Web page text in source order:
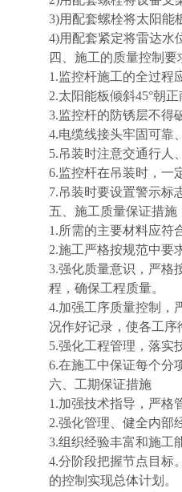
3)用配套螺栓将太阳能
4)用配套紧定将雷达水
四、施工的质量控制
1.监控杆施工的全过程
2.太阳能板倾斜45°朝
3.监控杆的防锈层不得
4.电缆线接头牢固可靠
5.吊装时注意交通行人
6.监控杆在吊装时，一
7.吊装时要设置警示标
五、施工质量保证措施
1.所需的主要材料应符
2.施工严格按规范中要
3.强化质量意识，严格
程，确保工程质量。
4.加强工序质量控制，
况作好记录，使各工
5.强化工程管理，落实
6.在施工中保证每个分
六、工期保证措施
1.加强技术指导，严格
2.强化管理、健全内部
3.组织经验丰富和施工
4.分阶段把握节点目标
的控制实现总体计划。